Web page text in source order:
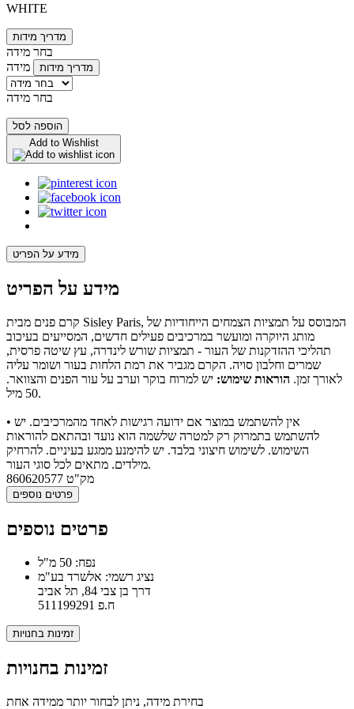
WHITE
מדריך מידות
בחר מידה
מידה
מדריך מידות
בחר מידה
הוספה לסל
Add to Wishlist
מידע על הפריט
מידע על הפריט
קרם פנים מבית Sisley Paris, המבוסס על תמציות הצמחים הייחודיות של
מותג היוקרה ומועשר במרכיבים פעילים חדשים, המסייעים בעיכוב
תהליכי ההזדקנות של העור - תמציות שורש לינדרה, עץ שיטה פרסית,
שמרים וחלבון סויה. הקרם מגביר את רמת הלחות בעור ושומר עליה
לאורך זמן. הוראות שימוש: יש למרוח בוקר וערב על עור הפנים והצוואר.
50 מיל.
• אין להשתמש במוצר אם ידועה רגישות לאחד מהמרכיבים. יש
להשתמש בתמרוק רק למטרה שלשמה הוא נועד ובהתאם להוראות
השימוש. לשימוש חיצוני בלבד. יש להימנע ממגע בעיניים. להרחיק
מילדים. מתאים לכל סוגי העור.
מק"ט 860620577
פרטים נוספים
פרטים נוספים
נפח: 50 מ"ל
נציג רשמי: אלשרד בע"מ
דרך בן צבי 84, תל אביב
ח.פ 511199291
זמינות בחנויות
זמינות בחנויות
בחירת מידה, ניתן לבחור יותר ממידה אחת